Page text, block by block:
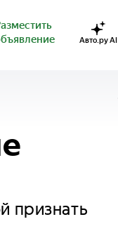
Авто.ру AI
признать